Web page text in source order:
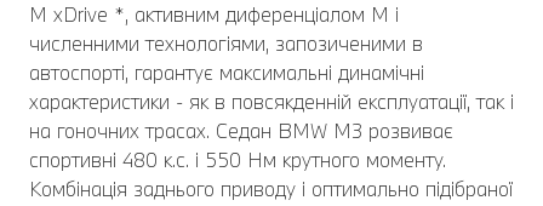
M xDrive *, активним диференціалом M і
численними технологіями, запозиченими в
автоспорті, гарантує максимальні динамічні
характеристики - як в повсякденній експлуатації, так і
на гоночних трасах. Седан BMW M3 розвиває
спортивні 480 к.с. і 550 Нм крутного моменту.
Комбінація заднього приводу і оптимально підібраної